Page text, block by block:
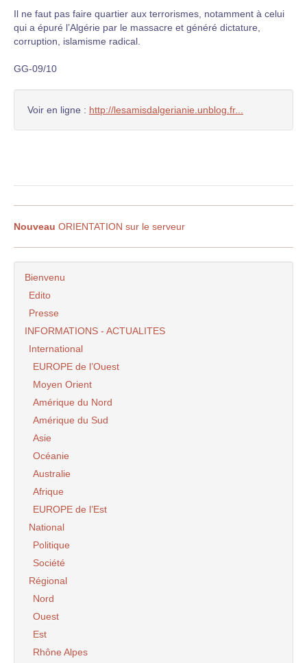
Il ne faut pas faire quartier aux terrorismes, notamment à celui
qui a épuré l’Algérie par le massacre et généré dictature,
corruption, islamisme radical.
GG-09/10
Voir en ligne : http://lesamisdalgerianie.unblog.fr...
Nouveau ORIENTATION sur le serveur
Bienvenu
Edito
Presse
INFORMATIONS - ACTUALITES
International
EUROPE de l’Ouest
Moyen Orient
Amérique du Nord
Amérique du Sud
Asie
Océanie
Australie
Afrique
EUROPE de l’Est
National
Politique
Société
Régional
Nord
Ouest
Est
Rhône Alpes